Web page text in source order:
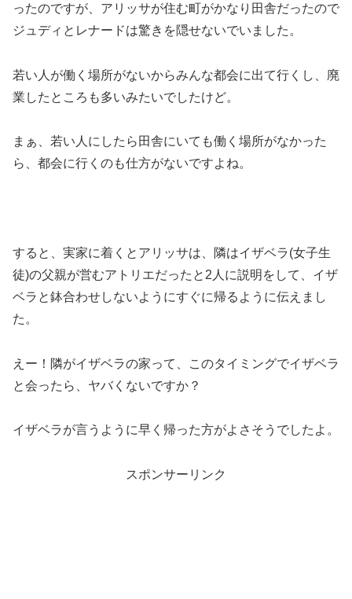
ったのですが、アリッサが住む町がかなり田舎だったので
ジュディとレナードは驚きを隠せないでいました。
若い人が働く場所がないからみんな都会に出て行くし、廃
業したところも多いみたいでしたけど。
まぁ、若い人にしたら田舎にいても働く場所がなかった
ら、都会に行くのも仕方がないですよね。
すると、実家に着くとアリッサは、隣はイザベラ(女子生
徒)の父親が営むアトリエだったと2人に説明をして、イザ
ベラと鉢合わせしないようにすぐに帰るように伝えまし
た。
えー！隣がイザベラの家って、このタイミングでイザベラ
と会ったら、ヤバくないですか？
イザベラが言うように早く帰った方がよさそうでしたよ。
スポンサーリンク